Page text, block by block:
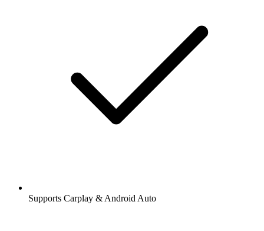
Supports Carplay & Android Auto